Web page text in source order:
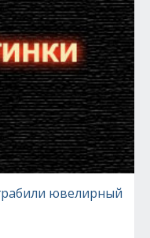
ювелирный